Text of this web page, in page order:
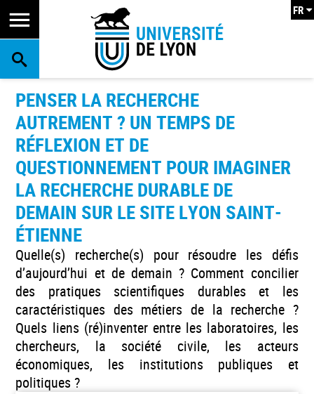
RECHERCHE
FR
PENSER LA RECHERCHE
AUTREMENT ? UN TEMPS DE
RÉFLEXION ET DE
QUESTIONNEMENT POUR IMAGINER
LA RECHERCHE DURABLE DE
DEMAIN SUR LE SITE LYON SAINT-
ÉTIENNE
Quelle(s) recherche(s) pour résoudre les défis
d’aujourd’hui et de demain ? Comment concilier
des pratiques scientifiques durables et les
caractéristiques des métiers de la recherche ?
Quels liens (ré)inventer entre les laboratoires, les
chercheurs, la société civile, les acteurs
économiques, les institutions publiques et
politiques ?